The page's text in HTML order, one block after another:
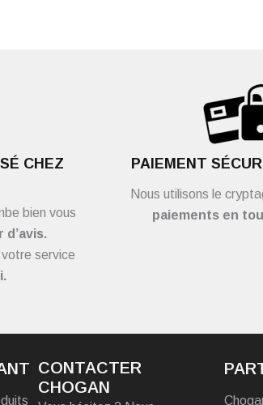
CHEZ
bien vous
d’avis.
service
PAIEMENT
Nous utilisons le
paiements en
CONTACTER
CHOGAN